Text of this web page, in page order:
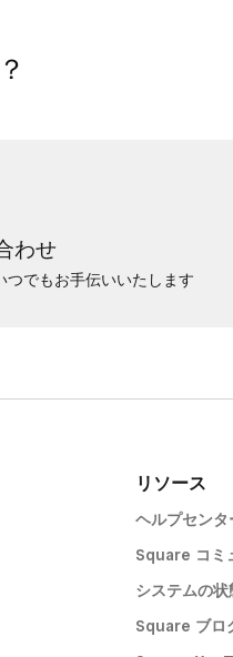
わせ
つでもお手伝いいたします
リソース
ヘルプセンタ
Square コミ
システムの状
Square ブロ